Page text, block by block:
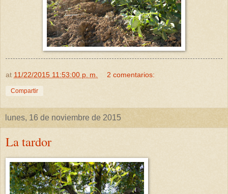
at 11/22/2015 11:53:00 p. m. 2 comentarios:
Compartir
lunes, 16 de noviembre de 2015
La tardor